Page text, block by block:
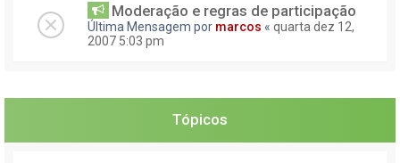
Moderação e regras de participação
Última Mensagem por marcos « quarta dez 12,
2007 5:03 pm
Tópicos